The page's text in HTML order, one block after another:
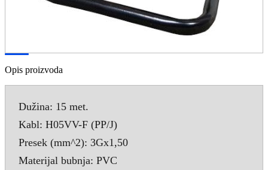
Opis proizvoda
Dužina: 15 met.
Kabl: H05VV-F (PP/J)
Presek (mm^2): 3Gx1,50
Materijal bubnja: PVC